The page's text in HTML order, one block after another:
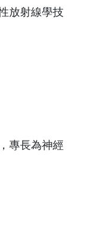
放射線學技
專長為神經